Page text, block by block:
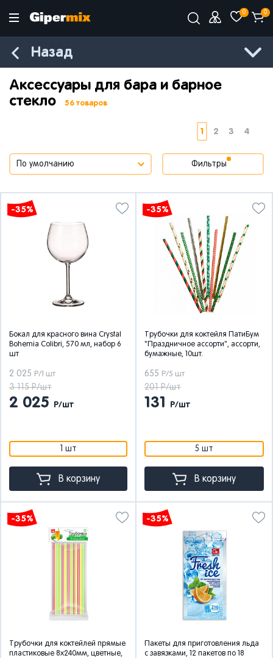
0 0
Назад
Аксессуары для бара и барное
стекло
56 товаров
1 2 3 4
Фильтры
-35%
Бокал для красного вина Crystal
Bohemia Colibri, 570 мл, набор 6
шт
2 025 Р/1 шт
3 115 Р/шт
2 025 Р/шт
1 шт
В корзину
-35%
Трубочки для коктейля ПатиБум
"Праздничное ассорти", ассорти,
бумажные, 10шт.
655 Р/5 шт
201 Р/шт
131 Р/шт
5 шт
В корзину
-35%
Трубочки для коктейлей прямые
пластиковые 8х240мм, цветные,
-35%
Пакеты для приготовления льда
с завязками, 12 пакетов по 18